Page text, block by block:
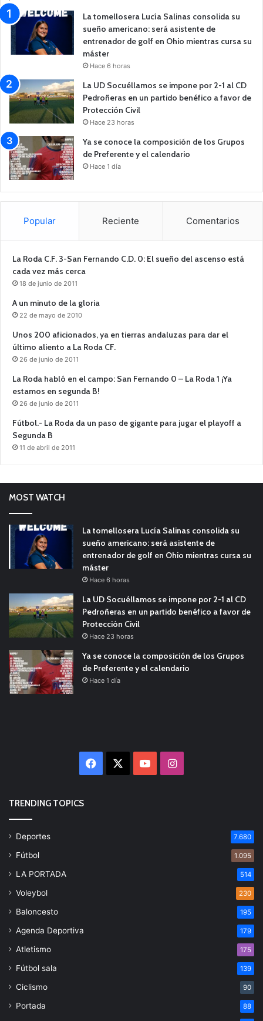
La tomellosera Lucía Salinas consolida su
sueño americano: será asistente de
entrenador de golf en Ohio mientras cursa su
máster
Hace 6 horas
La UD Socuéllamos se impone por 2-1 al CD
Pedroñeras en un partido benéfico a favor de
Protección Civil
Hace 23 horas
Ya se conoce la composición de los Grupos
de Preferente y el calendario
Hace 1 día
Popular Reciente Comentarios
La Roda C.F. 3-San Fernando C.D. 0: El sueño del ascenso está
cada vez más cerca
18 de junio de 2011
A un minuto de la gloria
22 de mayo de 2010
Unos 200 aficionados, ya en tierras andaluzas para dar el
último aliento a La Roda CF.
26 de junio de 2011
La Roda habló en el campo: San Fernando 0 – La Roda 1 ¡Ya
estamos en segunda B!
26 de junio de 2011
Fútbol.- La Roda da un paso de gigante para jugar el playoff a
Segunda B
11 de abril de 2011
MOST WATCH
La tomellosera Lucía Salinas consolida su
sueño americano: será asistente de
entrenador de golf en Ohio mientras cursa su
máster
Hace 6 horas
La UD Socuéllamos se impone por 2-1 al CD
Pedroñeras en un partido benéfico a favor de
Protección Civil
Hace 23 horas
Ya se conoce la composición de los Grupos
de Preferente y el calendario
Hace 1 día
Facebook YouTubeInstagram
TRENDING TOPICS
Deportes 7.680
Fútbol 1.095
LA PORTADA 514
Voleybol 230
Baloncesto 195
Agenda Deportiva 179
Atletismo 175
Fútbol sala 139
Ciclismo 90
Portada 88